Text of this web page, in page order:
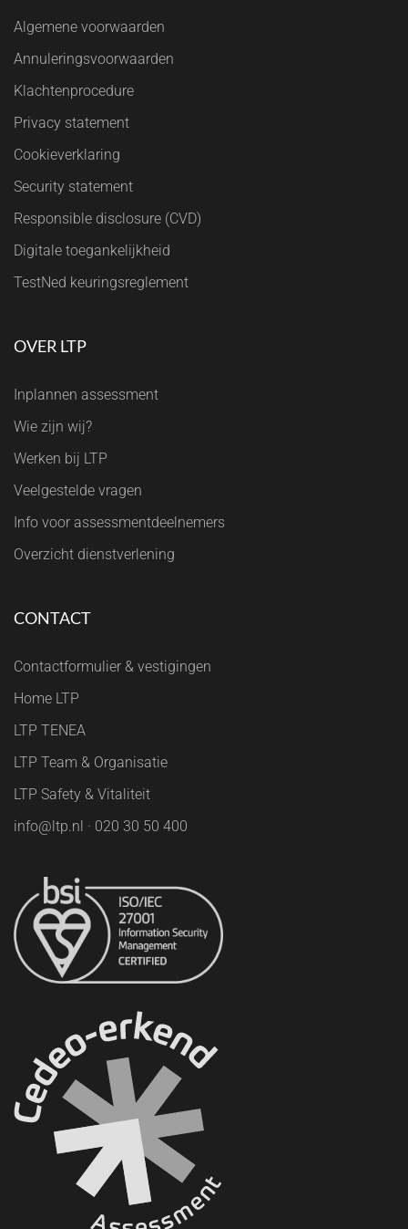
Algemene voorwaarden
Annuleringsvoorwaarden
Klachtenprocedure
Privacy statement
Cookieverklaring
Security statement
Responsible disclosure (CVD)
Digitale toegankelijkheid
TestNed keuringsreglement
OVER LTP
Inplannen assessment
Wie zijn wij?
Werken bij LTP
Veelgestelde vragen
Info voor assessmentdeelnemers
Overzicht dienstverlening
CONTACT
Contactformulier & vestigingen
Home LTP
LTP TENEA
LTP Team & Organisatie
LTP Safety & Vitaliteit
info@ltp.nl · 020 30 50 400